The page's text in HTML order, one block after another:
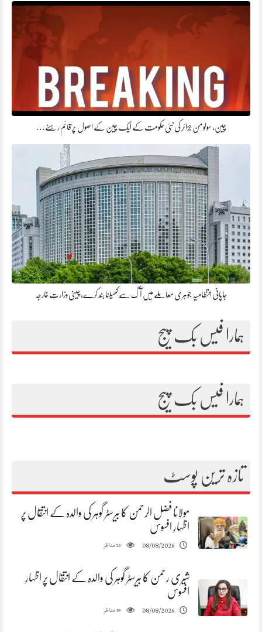
چین، سولومن جزائر کی نئی حکومت کے ایک چین کے اصول پر قائم رہنے…
جاپانی انتظامیہ جوہری معاملے میں آگ سے کھیلنا بند کرے، چینی وزارتِ خارجہ
ہمارا فیس بک پیج
ہمارا فیس بک پیج
تازہ ترین پوسٹ
مولانا فضل الرحمن کا بیرسٹر گوہر کی والدہ کے انتقال پر
اظہارِ افسوس
08/08/2026
22مناظر
شیری رحمن کا بیرسٹر گوہر کی والدہ کے انتقال پر اظہارِ
افسوس
08/08/2026
19مناظر